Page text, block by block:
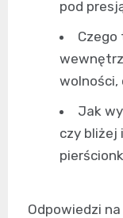
pod
Czego
wolności,
Jak
czy bliżej
Odpowiedzi